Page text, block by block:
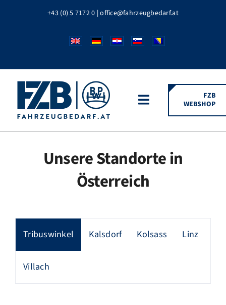
+43 (0) 5 7172 0 |office@fahrzeugbedarf.at
Toggle
Navigation
FZB
WEBSHOP
Unsere Standorte in
Österreich
Tribuswinkel Kalsdorf Kolsass Linz
Villach